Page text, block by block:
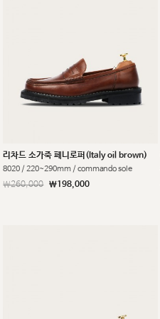
리차드 소가죽 페니로퍼(Italy oil brown)
8020 / 220~290mm / commando sole
￦260,000 ￦198,000